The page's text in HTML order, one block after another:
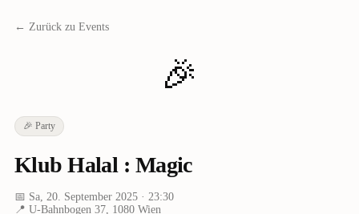
← Zurück zu Events
🎉
🎉 Party
Klub Halal : Magic
📅 Sa, 20. September 2025· 23:30
📍 U-Bahnbogen 37, 1080 Wien